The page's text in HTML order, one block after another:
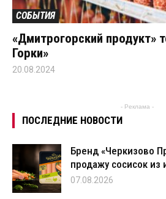
СОБЫТИЯ
«Дмитрогорский продукт»
Горки»
20.08.2024
- Реклама -
ПОСЛЕДНИЕ НОВОСТИ
Бренд «Черкизово
продажу сосисок из
07.08.2026